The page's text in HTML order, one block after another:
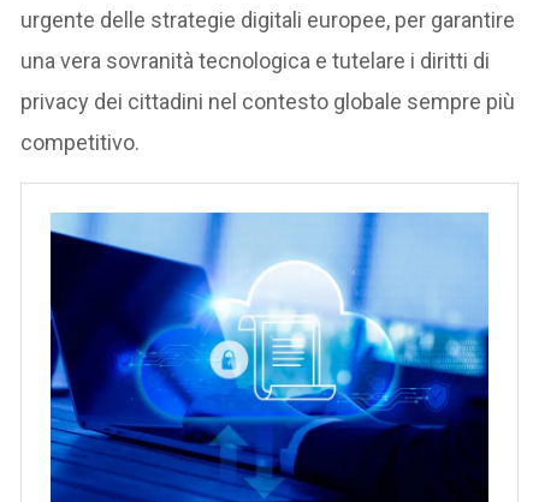
urgente delle strategie digitali europee, per garantire
una vera sovranità tecnologica e tutelare i diritti di
privacy dei cittadini nel contesto globale sempre più
competitivo.